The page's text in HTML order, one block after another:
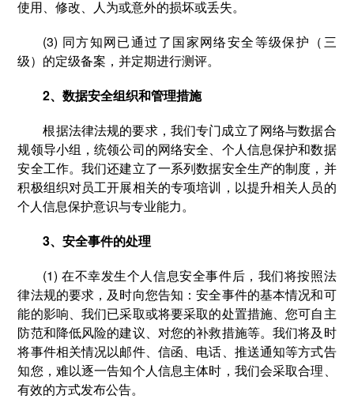
使用、修改、人为或意外的损坏或丢失。
(3) 同方知网已通过了国家网络安全等级保护（三
级）的定级备案，并定期进行测评。
2、数据安全组织和管理措施
根据法律法规的要求，我们专门成立了网络与数据合
规领导小组，统领公司的网络安全、个人信息保护和数据
安全工作。我们还建立了一系列数据安全生产的制度，并
积极组织对员工开展相关的专项培训，以提升相关人员的
个人信息保护意识与专业能力。
3、安全事件的处理
(1) 在不幸发生个人信息安全事件后，我们将按照法
律法规的要求，及时向您告知：安全事件的基本情况和可
能的影响、我们已采取或将要采取的处置措施、您可自主
防范和降低风险的建议、对您的补救措施等。我们将及时
将事件相关情况以邮件、信函、电话、推送通知等方式告
知您，难以逐一告知个人信息主体时，我们会采取合理、
有效的方式发布公告。